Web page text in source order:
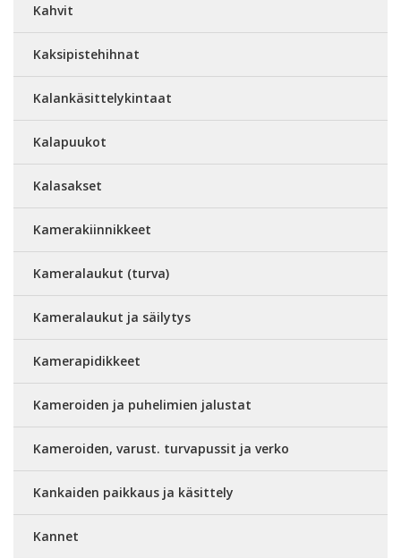
Kahvit
Kaksipistehihnat
Kalankäsittelykintaat
Kalapuukot
Kalasakset
Kamerakiinnikkeet
Kameralaukut (turva)
Kameralaukut ja säilytys
Kamerapidikkeet
Kameroiden ja puhelimien jalustat
Kameroiden, varust. turvapussit ja verko
Kankaiden paikkaus ja käsittely
Kannet